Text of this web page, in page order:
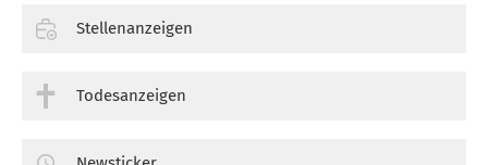
Stellenanzeigen
Todesanzeigen